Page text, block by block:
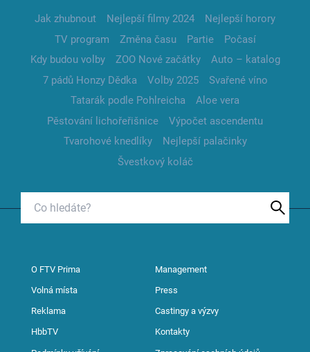
Jak zhubnout Nejlepší filmy 2024
Nejlepší horory
TV program
Změna času Partie
Počasí
Kdy budou volby
ZOO Nové začátky
Auto – katalog
7 pádů Honzy Dědka
Volby 2025
Svařené víno
Tatarák podle Pohlreicha
Aloe vera
Pěstování lichořeřišnice
Výpočet ascendentu
Tvarohové knedlíky
Nejlepší palačinky
Švestkový koláč
O FTV Prima Management
Volná místa Press
Reklama Castingy a výzvy
HbbTV Kontakty